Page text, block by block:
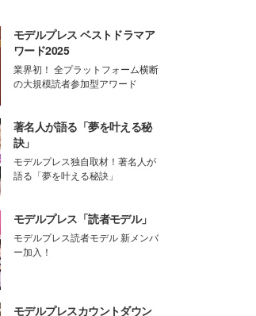
モデルプレス ベストドラマア
ワード2025
業界初！ 全プラットフォーム横断
の大規模読者参加型アワード
著名人が語る「夢を叶える秘
訣」
モデルプレス独自取材！著名人が
語る「夢を叶える秘訣」
モデルプレス「読者モデル」
モデルプレス読者モデル 新メンバ
ー加入！
モデルプレスカウントダウン